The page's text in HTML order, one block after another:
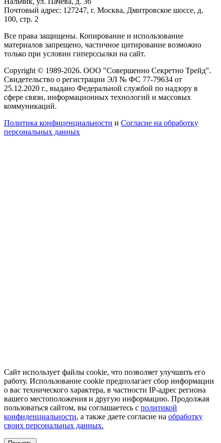
Почтовый адрес: 127247, г. Москва, Дмитровское шоссе, д.
100, стр. 2
Все права защищены. Копирование и использование
материалов запрещено, частичное цитирование возможно
только при условии гиперссылки на сайт.
Copyright © 1989-2026. ООО "Совершенно Секретно Трейд".
Свидетельство о регистрации ЭЛ № ФС 77-79634 от
25.12.2020 г., выдано Федеральной службой по надзору в
сфере связи, информационных технологий и массовых
коммуникаций.
Политика конфиценциальности и Согласие на обработку
персональных данных
Сайт использует файлы cookie, что позволяет улучшить его
работу. Использование cookie предполагает сбор информации
о вас технического характера, в частности IP-адрес региона
вашего местоположения и другую информацию. Продолжая
пользоваться сайтом, вы соглашаетесь с политикой
конфиденциальности, а также даете согласие на обработку
своих персональных данных.